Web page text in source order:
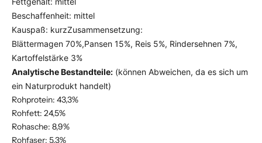
Beschaffenheit: mittel
Kauspaß: kurzZusammensetzung:
Blättermagen 70%,Pansen 15%, Reis 5%, Rindersehnen 7%,
Kartoffelstärke 3%
Analytische Bestandteile: (können Abweichen, da es sich um
ein Naturprodukt handelt)
Rohprotein: 43,3%
Rohfett: 24,5%
Rohasche: 8,9%
Rohfaser: 5,3%